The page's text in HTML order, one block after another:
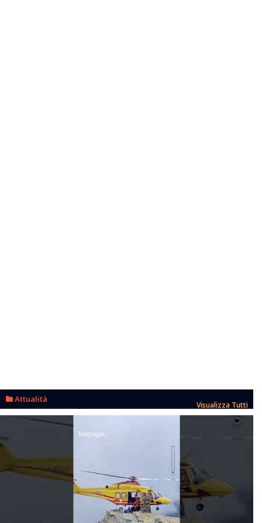
Attualità
Visualizza Tutti